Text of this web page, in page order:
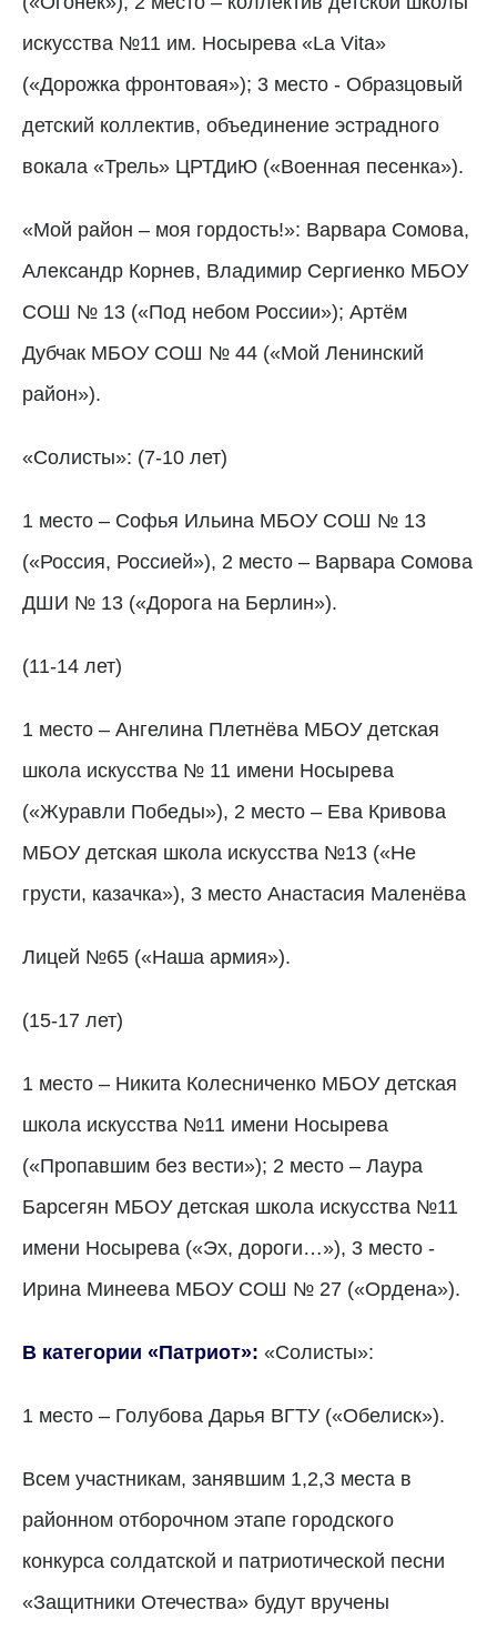
искусства №11 им. Носырева «La Vita»
(«Дорожка фронтовая»); 3 место - Образцовый
детский коллектив, объединение эстрадного
вокала «Трель» ЦРТДиЮ («Военная песенка»).
«Мой район – моя гордость!»: Варвара Сомова,
Александр Корнев, Владимир Сергиенко МБОУ
СОШ № 13 («Под небом России»); Артём
Дубчак МБОУ СОШ № 44 («Мой Ленинский
район»).
«Солисты»: (7-10 лет)
1 место – Софья Ильина МБОУ СОШ № 13
(«Россия, Россией»), 2 место – Варвара Сомова
ДШИ № 13 («Дорога на Берлин»).
(11-14 лет)
1 место – Ангелина Плетнёва МБОУ детская
школа искусства № 11 имени Носырева
(«Журавли Победы»), 2 место – Ева Кривова
МБОУ детская школа искусства №13 («Не
грусти, казачка»), 3 место Анастасия Маленёва
Лицей №65 («Наша армия»).
(15-17 лет)
1 место – Никита Колесниченко МБОУ детская
школа искусства №11 имени Носырева
(«Пропавшим без вести»); 2 место – Лаура
Барсегян МБОУ детская школа искусства №11
имени Носырева («Эх, дороги…»), 3 место -
Ирина Минеева МБОУ СОШ № 27 («Ордена»).
В категории «Патриот»: «Солисты»:
1 место – Голубова Дарья ВГТУ («Обелиск»).
Всем участникам, занявшим 1,2,3 места в
районном отборочном этапе городского
конкурса солдатской и патриотической песни
«Защитники Отечества» будут вручены